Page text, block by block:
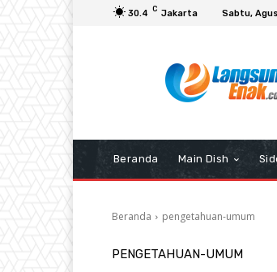
30.4 C Jakarta Sabtu,
Beranda Main Dish
Beranda pengetahuan-umum
PENGETAHUAN-UMUM